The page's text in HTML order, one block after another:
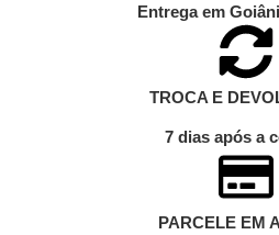
Entrega em
TROCA E
7 dias após a
PARCELE EM